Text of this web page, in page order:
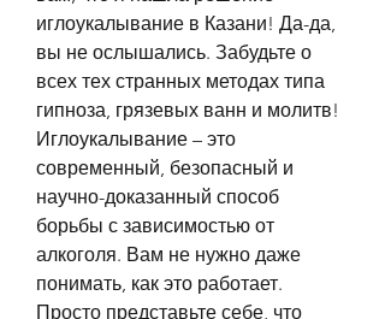
иглоукалывание в Казани! Да-да,
вы не ослышались. Забудьте о
всех тех странных методах типа
гипноза, грязевых ванн и молитв!
Иглоукалывание – это
современный, безопасный и
научно-доказанный способ
борьбы с зависимостью от
алкоголя. Вам не нужно даже
понимать, как это работает.
Просто представьте себе, что